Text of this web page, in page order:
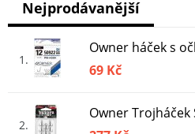
1
Owner háček s
69 Kč
2
Owner Trojháček
Nejprodávanější